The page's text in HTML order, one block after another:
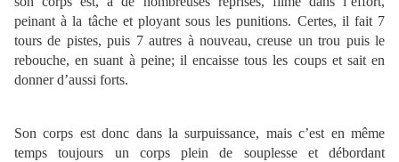
peinant à la tâche et ployant sous les punitions. Certes, il fait 7
tours de pistes, puis 7 autres à nouveau, creuse un trou puis le
rebouche, en suant à peine; il encaisse tous les coups et sait en
donner d’aussi forts.
Son corps est donc dans la surpuissance, mais c’est en même
temps toujours un corps plein de souplesse et débordant